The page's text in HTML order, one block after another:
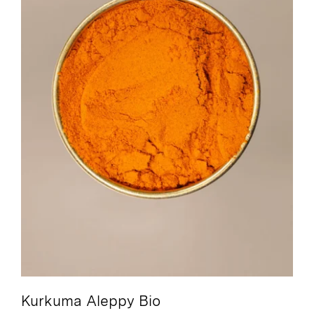
Kurkuma Aleppy Bio